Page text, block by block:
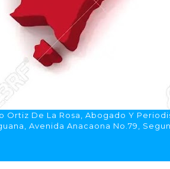
Ortiz De La Rosa, Abogado Y
Avenida Anacaona No.79,